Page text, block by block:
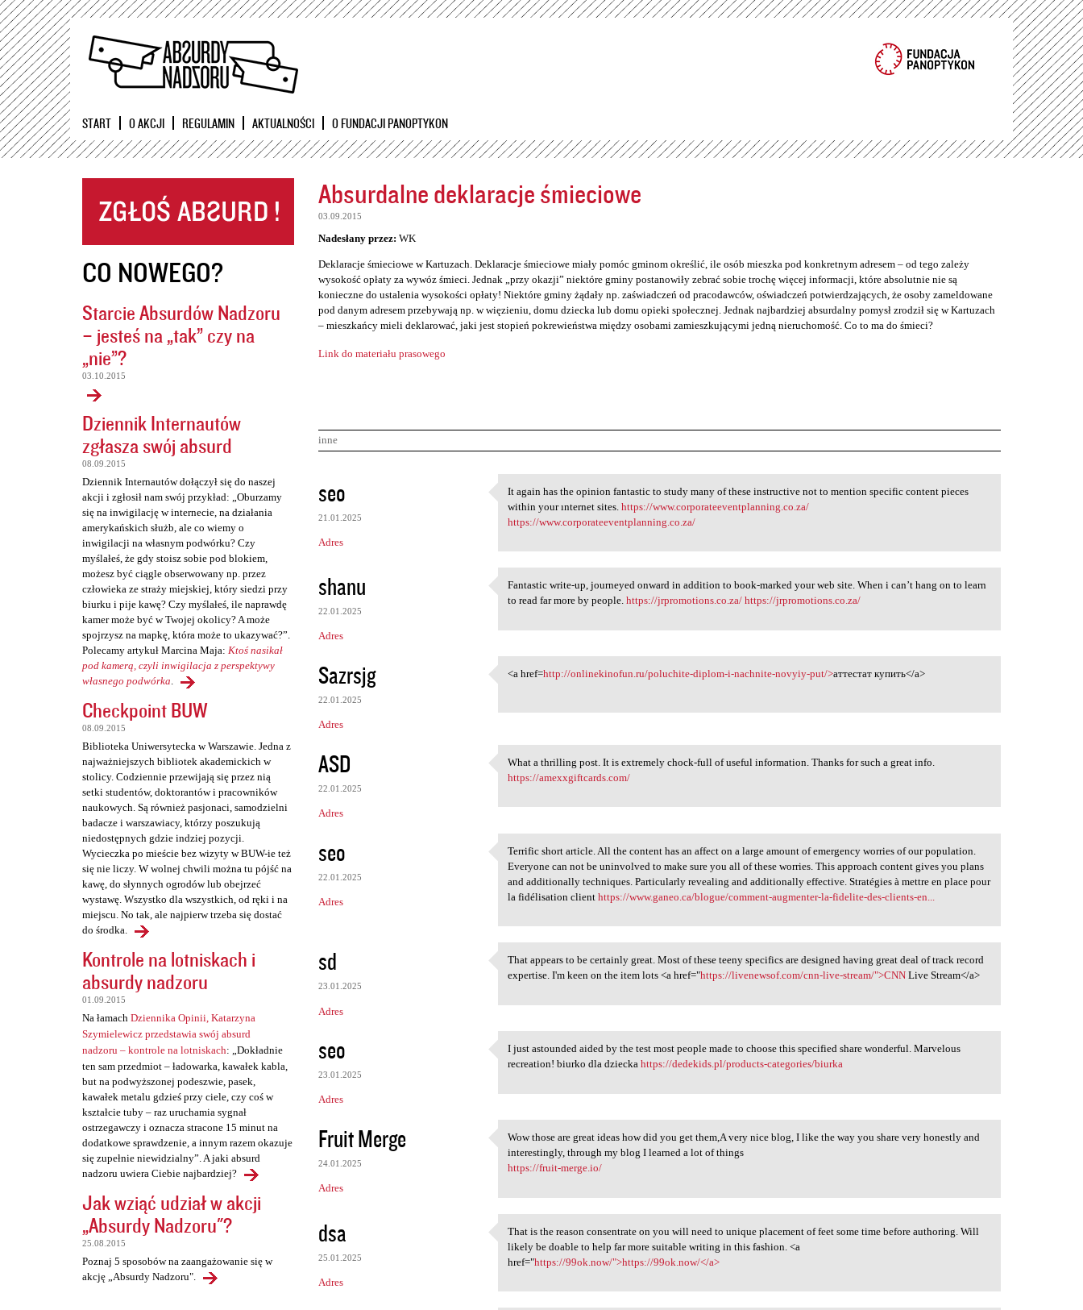
Przejdź
START O AKCJI REGULAMIN AKTUALNOŚCI O FUNDACJI PANOPTYKON
CO NOWEGO?
Starcie Absurdów Nadzoru
– jesteś na „tak” czy na
„nie”?
03.10.2015
Dziennik Internautów
zgłasza swój absurd
08.09.2015
Dziennik Internautów dołączył się do naszej
akcji i zgłosił nam swój przykład: „Oburzamy
się na inwigilację w internecie, na działania
amerykańskich służb, ale co wiemy o
inwigilacji na własnym podwórku? Czy
myślałeś, że gdy stoisz sobie pod blokiem,
możesz być ciągle obserwowany np. przez
człowieka ze straży miejskiej, który siedzi przy
biurku i pije kawę? Czy myślałeś, ile naprawdę
kamer może być w Twojej okolicy? A może
spojrzysz na mapkę, która może to ukazywać?”.
Polecamy artykuł Marcina Maja: Ktoś nasikał
pod kamerą, czyli inwigilacja z perspektywy
własnego podwórka.
Checkpoint BUW
08.09.2015
Biblioteka Uniwersytecka w Warszawie. Jedna z
najważniejszych bibliotek akademickich w
stolicy. Codziennie przewijają się przez nią
setki studentów, doktorantów i pracowników
naukowych. Są również pasjonaci, samodzielni
badacze i warszawiacy, którzy poszukują
niedostępnych gdzie indziej pozycji.
Wycieczka po mieście bez wizyty w BUW-ie też
się nie liczy. W wolnej chwili można tu pójść na
kawę, do słynnych ogrodów lub obejrzeć
wystawę. Wszystko dla wszystkich, od ręki i na
miejscu. No tak, ale najpierw trzeba się dostać
do środka.
Kontrole na lotniskach i
absurdy nadzoru
01.09.2015
Na łamach Dziennika Opinii, Katarzyna
Szymielewicz przedstawia swój absurd
nadzoru – kontrole na lotniskach: „Dokładnie
ten sam przedmiot – ładowarka, kawałek kabla,
but na podwyższonej podeszwie, pasek,
kawałek metalu gdzieś przy ciele, czy coś w
kształcie tuby – raz uruchamia sygnał
ostrzegawczy i oznacza stracone 15 minut na
dodatkowe sprawdzenie, a innym razem okazuje
się zupełnie niewidzialny”. A jaki absurd
nadzoru uwiera Ciebie najbardziej?
Jak wziąć udział w akcji
„Absurdy Nadzoru"?
25.08.2015
Poznaj 5 sposobów na zaangażowanie się w
akcję „Absurdy Nadzoru".
Absurdalne deklaracje śmieciowe
03.09.2015
Nadesłany przez: WK
Deklaracje śmieciowe w Kartuzach. Deklaracje śmieciowe miały pomóc gminom określić, ile osób mieszka pod konkretnym adresem – od tego zależy
wysokość opłaty za wywóz śmieci. Jednak „przy okazji” niektóre gminy postanowiły zebrać sobie trochę więcej informacji, które absolutnie nie są
konieczne do ustalenia wysokości opłaty! Niektóre gminy żądały np. zaświadczeń od pracodawców, oświadczeń potwierdzających, że osoby zameldowane
pod danym adresem przebywają np. w więzieniu, domu dziecka lub domu opieki społecznej. Jednak najbardziej absurdalny pomysł zrodził się w Kartuzach
– mieszkańcy mieli deklarować, jaki jest stopień pokrewieństwa między osobami zamieszkującymi jedną nieruchomość. Co to ma do śmieci?
Link do materiału prasowego
inne
K
o
m
e
t
a
r
z
e
seo
21.01.2025
Adres
It again has the opinion
It again has the opinion fantastic to study many of these instructive not to mention specific content pieces
within your ınternet sites.https://www.corporateeventplanning.co.za/
https://www.corporateeventplanning.co.za/
shanu
22.01.2025
Adres
Fantastic write-up, journeyed
Fantastic write-up, journeyed onward in addition to book-marked your web site. When i can’t hang on to learn
to read far more by people.https://jrpromotions.co.za/ https://jrpromotions.co.za/
Sazrsjg
22.01.2025
Adres
<a href=http://onlinekinofun
<a href=http://onlinekinofun.ru/poluchite-diplom-i-nachnite-novyiy-put/>аттестат купить</a>
ASD
22.01.2025
Adres
What a thrilling post. It is
What a thrilling post. It is extremely chock-full of useful information. Thanks for such a great info.
https://amexxgiftcards.com/
seo
22.01.2025
Adres
Terrific short article. All
Terrific short article. All the content has an affect on a large amount of emergency worries of our population.
Everyone can not be uninvolved to make sure you all of these worries. This approach content gives you plans
and additionally techniques. Particularly revealing and additionally effective. Stratégies à mettre en place pour
la fidélisation clienthttps://www.ganeo.ca/blogue/comment-augmenter-la-fidelite-des-clients-en...
sd
23.01.2025
Adres
That appears to be certainly
That appears to be certainly great. Most of these teeny specifics are designed having great deal of track record
expertise. I'm keen on the item lots <a href="https://livenewsof.com/cnn-live-stream/">CNN Live Stream</a>
seo
23.01.2025
Adres
I just astounded aided by the
I just astounded aided by the test most people made to choose this specified share wonderful. Marvelous
recreation! biurko dla dzieckahttps://dedekids.pl/products-categories/biurka
Fruit Merge
24.01.2025
Adres
Wow those are great ideas how
Wow those are great ideas how did you get them,A very nice blog, I like the way you share very honestly and
interestingly, through my blog I learned a lot of things
https://fruit-merge.io/
dsa
25.01.2025
Adres
That is the reason
That is the reason consentrate on you will need to unique placement of feet some time before authoring. Will
likely be doable to help far more suitable writing in this fashion. <a
href="https://99ok.now/">https://99ok.now/</a>